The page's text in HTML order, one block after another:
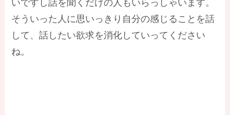
いですし話を聞くだけの人もいらっしゃいます。
そういった人に思いっきり自分の感じることを話
して、話したい欲求を消化していってください
ね。